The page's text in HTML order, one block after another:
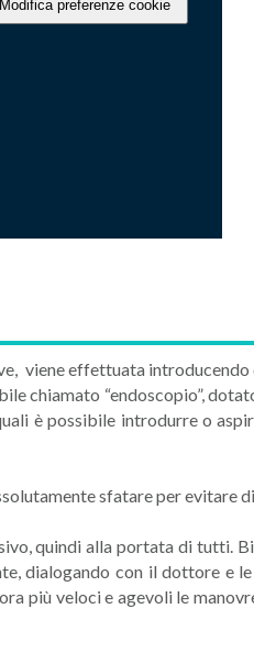
Modifica preferenze cookie
viene effettuata
chiamato “endoscopio”,
è possibile introdurre o
sfatare per evitare
quindi alla portata di tutti.
dialogando con il dottore e
più veloci e agevoli le